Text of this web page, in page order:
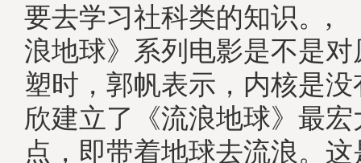
要去学习社科类的知识
浪地球》系列电影是不是
塑时，郭帆表示，内核是
欣建立了《流浪地球》最
点，即带着地球去流浪。